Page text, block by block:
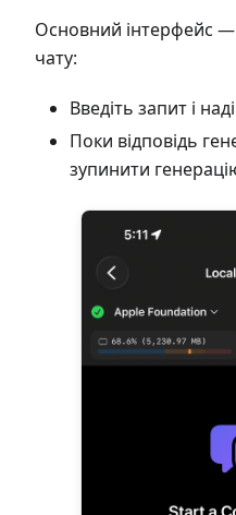
Основний інтерфейс —
чату:
Введіть запит і
Поки відповідь
зупинити